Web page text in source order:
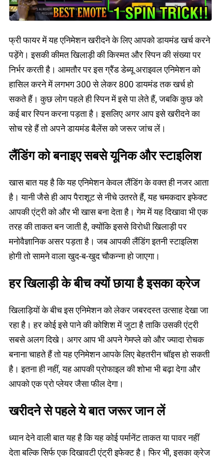
फ्री फायर में यह एनिमेशन खरीदने के लिए आपको डायमंड खर्च करने
पड़ेंगे। इसकी कीमत खिलाड़ी की किस्मत और स्पिन की संख्या पर
निर्भर करती है। आमतौर पर इस ग्रैंड डेब्यू अराइवल एनिमेशन को
हासिल करने में लगभग 300 से लेकर 800 डायमंड तक खर्च हो
सकते हैं। कुछ लोग पहले ही स्पिन में इसे पा लेते हैं, जबकि कुछ को
कई बार स्पिन करना पड़ता है। इसलिए अगर आप इसे खरीदने का
सोच रहे हैं तो अपने डायमंड बैलेंस को जरूर जांच लें।
लैंडिंग को बनाइए सबसे यूनिक और स्टाइलिश
खास बात यह है कि यह एनिमेशन केवल लैंडिंग के वक्त ही नजर आता
है। यानी जैसे ही आप पैराशूट से नीचे उतरते हैं, यह चमकदार इफेक्ट
आपकी एंट्री को और भी खास बना देता है। गेम में यह दिखावा भी एक
तरह की ताकत बन जाती है, क्योंकि इससे विरोधी खिलाड़ी पर
मनोवैज्ञानिक असर पड़ता है। जब आपकी लैंडिंग इतनी स्टाइलिश
होगी तो सामने वाला खुद-ब-खुद चौकन्ना हो जाएगा।
हर खिलाड़ी के बीच क्यों छाया है इसका क्रेज
खिलाड़ियों के बीच इस एनिमेशन को लेकर जबरदस्त उत्साह देखा जा
रहा है। हर कोई इसे पाने की कोशिश में जुटा है ताकि उसकी एंट्री
सबसे अलग दिखे। अगर आप भी अपने गेमप्ले को और ज्यादा रोचक
बनाना चाहते हैं तो यह एनिमेशन आपके लिए बेहतरीन चॉइस हो सकती
है। इतना ही नहीं, यह आपकी प्रोफाइल की शोभा भी बढ़ा देगा और
आपको एक प्रो प्लेयर जैसा फील देगा।
खरीदने से पहले ये बात जरूर जान लें
ध्यान देने वाली बात यह है कि यह कोई पर्मानेंट ताकत या पावर नहीं
देता बल्कि सिर्फ एक दिखावटी एंट्री इफेक्ट है। फिर भी, इसका क्रेज